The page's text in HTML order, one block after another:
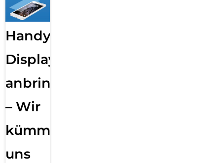
Handy
Displayfolie
anbringen
– Wir
kümmern
uns